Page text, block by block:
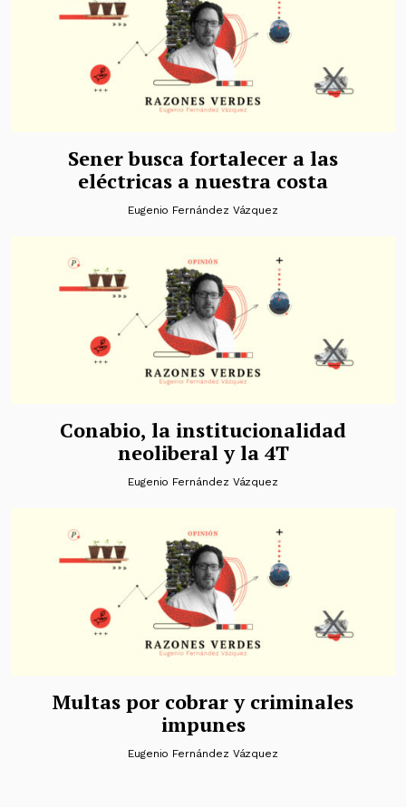
Sener busca fortalecer a las
eléctricas a nuestra costa
Eugenio Fernández Vázquez
Conabio, la institucionalidad
neoliberal y la 4T
Eugenio Fernández Vázquez
Multas por cobrar y criminales
impunes
Eugenio Fernández Vázquez